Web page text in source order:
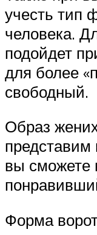
учесть тип
человека.
подойдет
для более
свободный.
Образ
представим
вы сможете
Форма